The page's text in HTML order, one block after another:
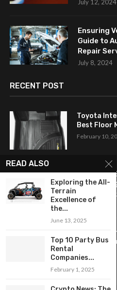
July 12, 2024
Ensuring
Guide to
Repair
July 8, 2024
RECENT POST
Toyota
Best Floor
February 10,
How a Flat
Antique
September 27,
Revealing
of
April 24, 2025
READ ALSO
Exploring the All-
Terrain
Excellence of
the...
June 13, 2025
Top 10 Party Bus
Rental
Companies...
February 1, 2025